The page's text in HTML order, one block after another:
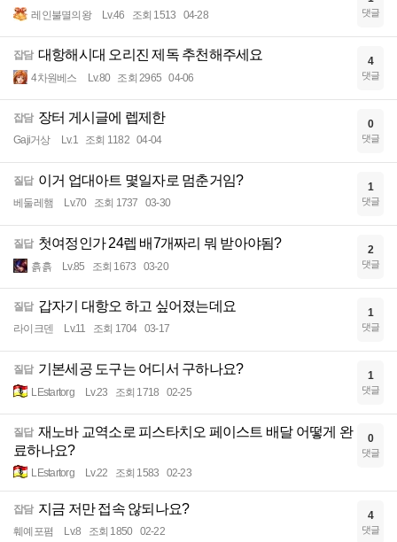
레인불멸의왕 Lv.46 조회 1513 04-28 댓글
잡담 대항해시대 오리진 제독 추천해주세요
4차원베스 Lv.80 조회 2965 04-06
4
댓글
잡담 장터 게시글에 렙제한
Gaji거상 Lv.1 조회 1182 04-04
0
댓글
질답 이거 업대아트 몇일자로 멈춘거임?
베둘레햄 Lv.70 조회 1737 03-30
1
댓글
질답 첫여정인가 24렙 배7개짜리 뭐 받아야됨?
흙흙 Lv.85 조회 1673 03-20
2
댓글
질답 갑자기 대항오 하고 싶어졌는데요
라이크덴 Lv.11 조회 1704 03-17
1
댓글
질답 기본세공 도구는 어디서 구하나요?
LEstartorg Lv.23 조회 1718 02-25
1
댓글
질답 재노바 교역소로 피스타치오 페이스트 배달 어떻게 완
료하나요?
LEstartorg Lv.22 조회 1583 02-23
0
댓글
잡담 지금 저만 접속 않되나요?
훼예포폄 Lv.8 조회 1850 02-22
4
댓글